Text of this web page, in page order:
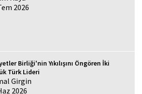
2026
Birliği'nin Yıkılışını Öngören İki
Türk Lideri
Girgin
2026